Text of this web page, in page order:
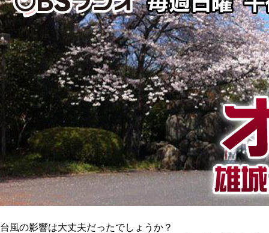
台風の影響は大丈夫だったでしょうか？